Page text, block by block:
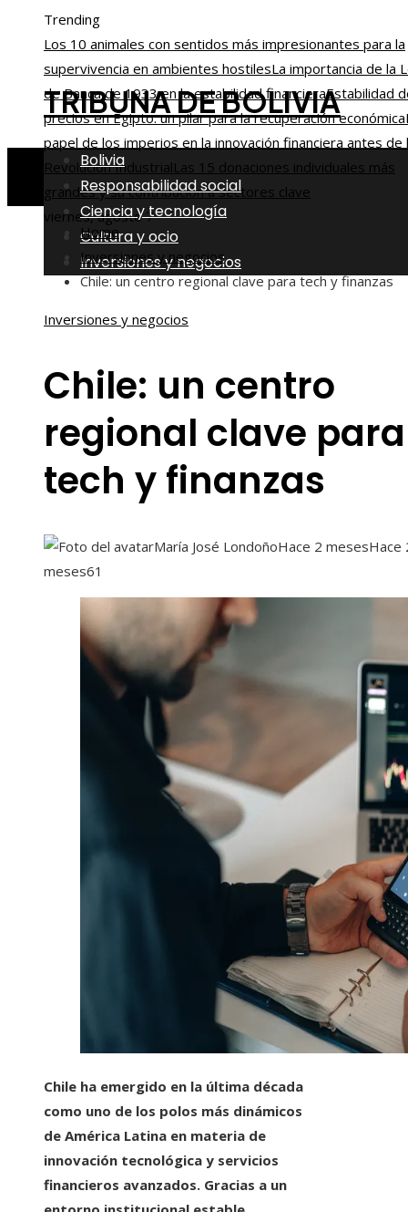
Trending
Los 10 animales con sentidos más impresionantes para la
supervivencia en ambientes hostilesLa importancia de la
de Banca de 1933 en la estabilidad financieraEstabilidad
precios en Egipto: un pilar para la recuperación económica
papel de los imperios en la innovación financiera antes de
Revolución IndustrialLas 15 donaciones individuales más
grandes y su contribución a sectores clave
viernes, agosto 7
TRIBUNA DE BOLIVIA
Bolivia
Responsabilidad social
Ciencia y tecnología
Cultura y ocio
Inversiones y negocios
Home
Inversiones y negocios
Chile: un centro regional clave para tech y finanzas
Inversiones y negocios
Chile: un centro
regional clave para
tech y finanzas
María José LondoñoHace 2 mesesHace
meses61
Chile ha emergido en la última década
como uno de los polos más dinámicos
de América Latina en materia de
innovación tecnológica y servicios
financieros avanzados. Gracias a un